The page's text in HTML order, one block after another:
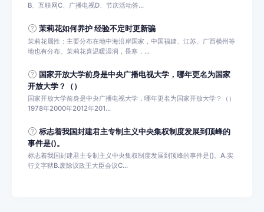
B、互联网C、广播电视D、节庆活动答...
茉莉花如何养护 经验不定时更新骗
茉莉花属性：主要分布在地中海沿岸国家，中国福建、江苏、广西横州等
地也有分布。茉莉花喜温暖湿润，畏寒，...
国家开放大学前身是中央广播电视大学，哪年更名为国家
开放大学？（）
国家开放大学前身是中央广播电视大学，哪年更名为国家开放大学？（）
1978年2000年2012年201...
标志着我国封建君主专制主义中央集权制度发展到顶峰的
事件是()。
标志着我国封建君主专制主义中央集权制度发展到顶峰的事件是()。A.实
行文字狱B.废除议政王大臣会议C...